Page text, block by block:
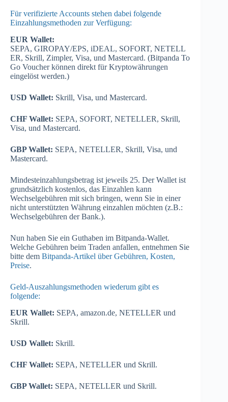
Für verifizierte Accounts stehen dabei folgende
Einzahlungsmethoden zur Verfügung:
EUR Wallet:
SEPA, GIROPAY/EPS, iDEAL, SOFORT, NETELL
ER, Skrill, Zimpler, Visa, und Mastercard. (Bitpanda To
Go Voucher können direkt für Kryptowährungen
eingelöst werden.)
USD Wallet: Skrill, Visa, und Mastercard.
CHF Wallet: SEPA, SOFORT, NETELLER, Skrill,
Visa, und Mastercard.
GBP Wallet: SEPA, NETELLER, Skrill, Visa, und
Mastercard.
Mindesteinzahlungsbetrag ist jeweils 25. Der Wallet ist
grundsätzlich kostenlos, das Einzahlen kann
Wechselgebühren mit sich bringen, wenn Sie in einer
nicht unterstützten Währung einzahlen möchten (z.B.:
Wechselgebühren der Bank.).
Nun haben Sie ein Guthaben im Bitpanda-Wallet.
Welche Gebühren beim Traden anfallen, entnehmen Sie
bitte dem Bitpanda-Artikel über Gebühren, Kosten,
Preise.
Geld-Auszahlungsmethoden wiederum gibt es
folgende:
EUR Wallet: SEPA, amazon.de, NETELLER und
Skrill.
USD Wallet: Skrill.
CHF Wallet: SEPA, NETELLER und Skrill.
GBP Wallet: SEPA, NETELLER und Skrill.